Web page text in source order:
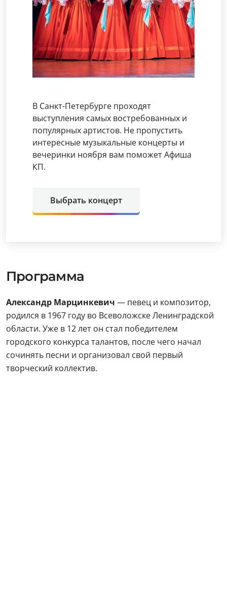
В Санкт-Петербурге проходят
выступления самых востребованных и
популярных артистов. Не пропустить
интересные музыкальные концерты и
вечеринки ноября вам поможет Афиша
КП.
Выбрать концерт
Программа
Александр Марцинкевич — певец и композитор,
родился в 1967 году во Всеволожске Ленинградской
области. Уже в 12 лет он стал победителем
городского конкурса талантов, после чего начал
сочинять песни и организовал свой первый
творческий коллектив.